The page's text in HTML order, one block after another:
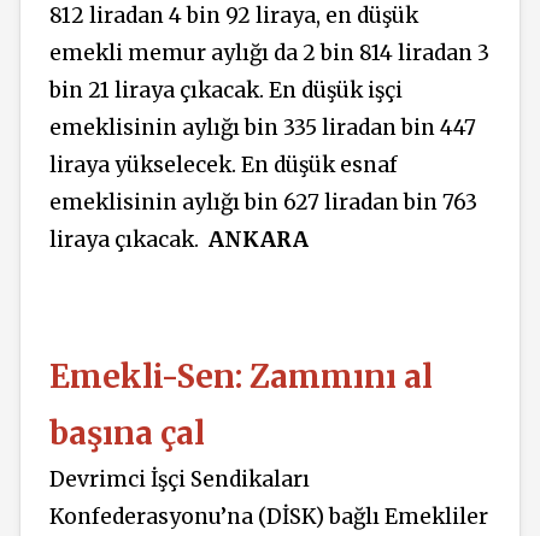
812 liradan 4 bin 92 liraya, en düşük
emekli memur aylığı da 2 bin 814 liradan 3
bin 21 liraya çıkacak. En düşük işçi
emeklisinin aylığı bin 335 liradan bin 447
liraya yükselecek. En düşük esnaf
emeklisinin aylığı bin 627 liradan bin 763
liraya çıkacak. ANKARA
Emekli-Sen: Zammını al
başına çal
Devrimci İşçi Sendikaları
Konfederasyonu’na (DİSK) bağlı Emekliler